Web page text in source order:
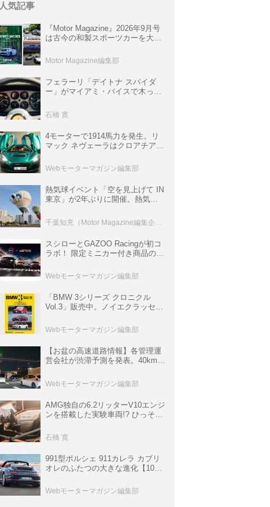
人気記事
『Motor Magazine』2026年9月号
は古今の和製スポーツカーを大特
情報も満載
Motor Magazine編集部
フェラーリ「デイトナ スパイダ
ー」がマイアミ・バイスで木っ端
サ」に化けた理由
石橋 寛
4モーターで1914馬力を発生。リ
マック ネヴェーラはクロアチア発
ロニクル・完全版／115】
Webモーターマガジン編集部
熱気球イベント「空を見上げて IN
東京」が2年ぶりに開催。熱気球
室などのコンテンツも
スシローとGAZOO Racingが初コ
ラボ！ 限定ミニカー付き商品の
ト体験があたる抽選企画などを展
開
Webモーターマガジン編集部
「BMW 3シリーズ クロニクル
Vol.3」販売中。ノイエクラッセか
ムック
Webモーターマガジン編集部
【お盆の高速道路情報】各管理運
営会社が渋滞予測を発表。40km以
数ある
Webモーターマガジン編集部
AMG独自の6.2リッターV10エンジ
ンを搭載した実験車両!? ひっそり
P900 プロトタイプ」とは
石橋 寛
991型ポルシェ 911カレラ カブリ
オレのふたつの大きな進化【10年
Webモーターマガジン編集部